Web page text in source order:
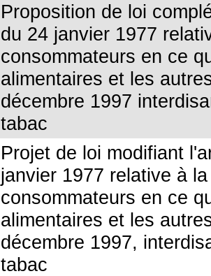
Proposition de loi
du 24 janvier 1977
consommateurs en ce
alimentaires et les
décembre 1997
tabac
Projet de loi modifiant
janvier 1977 relative à
consommateurs en ce
alimentaires et les
décembre 1997,
tabac